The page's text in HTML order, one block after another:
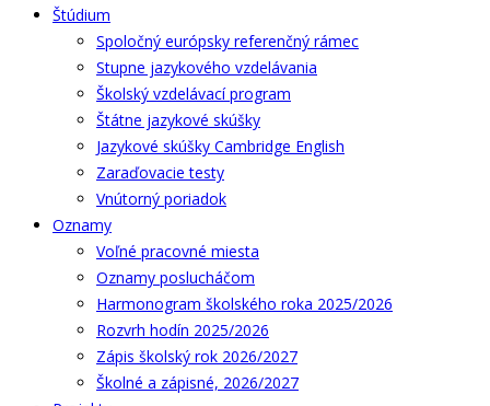
Štúdium
Spoločný európsky referenčný rámec
Stupne jazykového vzdelávania
Školský vzdelávací program
Štátne jazykové skúšky
Jazykové skúšky Cambridge English
Zaraďovacie testy
Vnútorný poriadok
Oznamy
Voľné pracovné miesta
Oznamy poslucháčom
Harmonogram školského roka 2025/2026
Rozvrh hodín 2025/2026
Zápis školský rok 2026/2027
Školné a zápisné, 2026/2027